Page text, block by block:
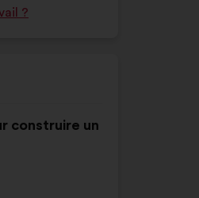
?
construire un